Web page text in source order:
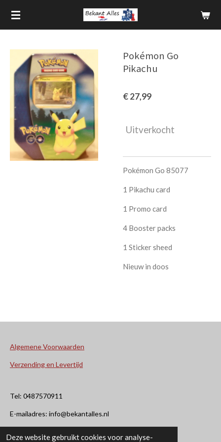
Deze website gebruikt cookies voor analyse-
Ga
direct
hoofdinhoud
Pokémon Go
Pikachu
€ 27,99
Uitverkocht
Pokémon Go 85077
1 Pikachu card
1 Promo card
4 Booster packs
1 Sticker sheed
Nieuw in doos
Algemene Voorwaarden
Verzending en Levertijd
Tel: 0487570911
E-mailadres: info@bekantalles.nl